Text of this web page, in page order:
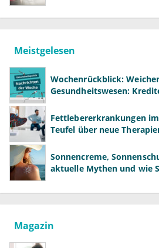
Meistgelesen
Wochenrückblick:
Gesundheitswesen:
Fettlebererkrankungen
Teufel über neue
Sonnencreme,
aktuelle Mythen und wie
Magazin